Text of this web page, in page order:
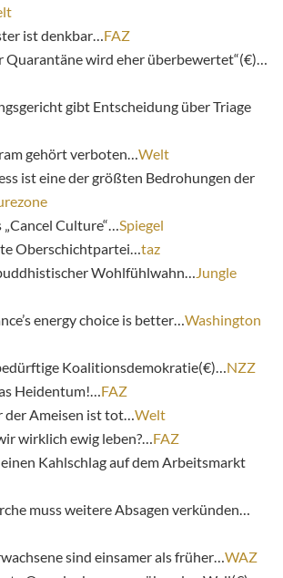
ist denkbar…FAZ
Quarantäne wird eher überbewertet“(€)…
gibt Entscheidung über Triage
gehört verboten…Welt
ist eine der größten Bedrohungen der
„Cancel Culture“…Spiegel
Oberschichtpartei…taz
Wohlfühlwahn…Jungle
energy choice is better…Washington
Koalitionsdemokratie(€)…NZZ
Heidentum!…FAZ
der Ameisen ist tot…Welt
wirklich ewig leben?…FAZ
einen Kahlschlag auf dem Arbeitsmarkt
muss weitere Absagen verkünden…
sind einsamer als früher…WAZ